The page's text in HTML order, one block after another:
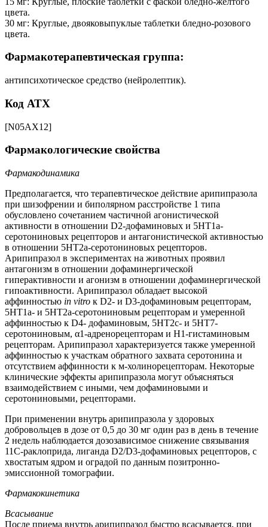
цвета.
30 мг: Круглые, двояковыпуклые таблетки бледно-розового
цвета.
Фармакотерапевтическая группа:
антипсихотическое средство (нейролептик).
Код АТХ
[N05AХ12]
Фармакологические свойства
Фармакодинамика
Предполагается, что терапевтическое действие арипипразола
при шизофрении и биполярном расстройстве 1 типа
обусловлено сочетанием частичной агонистической
активности в отношении D2-дофаминовых и 5HT1а-
серотониновых рецепторов и антагонистической активностью
в отношении 5HT2а-серотониновых рецепторов.
Арипипразол в экспериментах на животных проявил
антагонизм в отношении дофаминергической
гиперактивности и агонизм в отношении дофаминергической
гипоактивности. Арипипразол обладает высокой
аффинностью in vitro к D2- и D3-дофаминовым рецепторам,
5HT1a- и 5HT2a-серотониновым рецепторам и умеренной
аффинностью к D4- дофаминовым, 5HT2c- и 5HT7-
серотониновым, α1-адренорецепторам и H1-гистаминовым
рецепторам. Арипипразол характеризуется также умеренной
аффинностью к участкам обратного захвата серотонина и
отсутствием аффинности к м-холинорецепторам. Некоторые
клинические эффекты арипипразола могут объясняться
взаимодействием с иными, чем дофаминовыми и
серотониновыми, рецепторами.
При применении внутрь арипипразола у здоровых
добровольцев в дозе от 0,5 до 30 мг один раз в день в течение
2 недель наблюдается дозозависимое снижение связывания
11С-раклоприда, лиганда D2/D3-дофаминовых рецепторов, с
хвостатым ядром и оградой по данным позитронно-
эмиссионной томографии.
Фармакокинетика
Всасывание
После приема внутрь арипипразол быстро всасывается, при